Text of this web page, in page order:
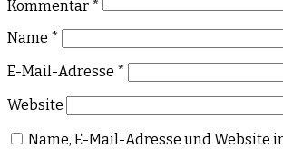
Kommentar *
Name *
E-Mail-Adresse *
Website
Name, E-Mail-Adresse und Website